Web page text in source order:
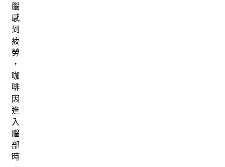
腦
感
到
疲
勞
，
咖
啡
因
進
入
腦
部
時